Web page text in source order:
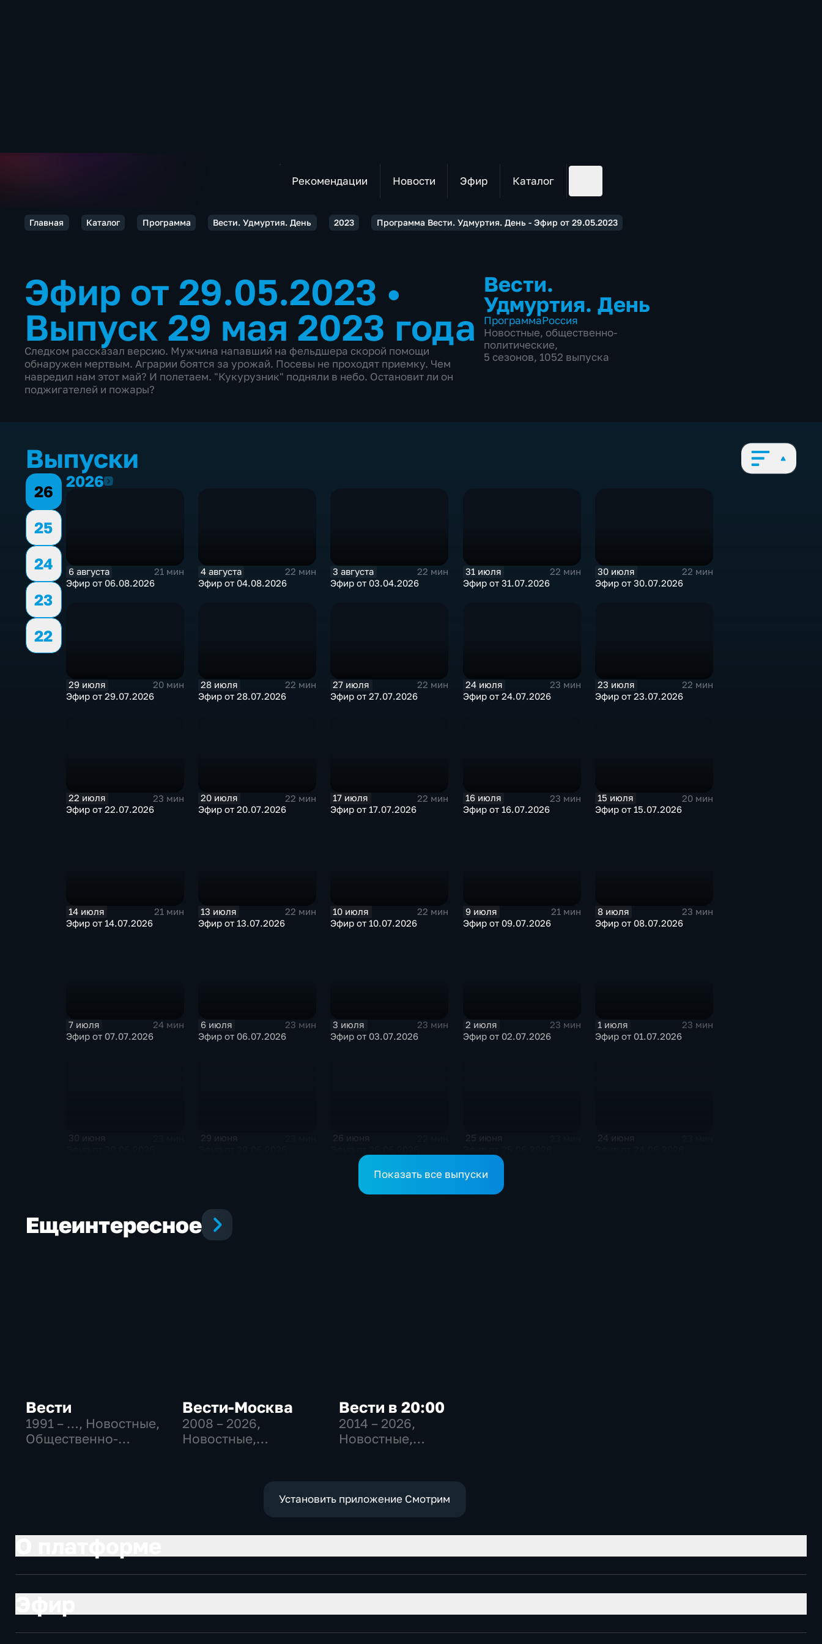
Рекомендации Новости Эфир Каталог
Главная Каталог Программа Вести. Удмуртия. День 2023 Программа Вести. Удмуртия. День - Эфир от 29.05.2023
Эфир от 29.05.2023 •
Выпуск 29 мая 2023 года
Следком рассказал версию. Мужчина напавший на фельдшера скорой помощи
обнаружен мертвым. Аграрии боятся за урожай. Посевы не проходят приемку. Чем
навредил нам этот май? И полетаем. "Кукурузник" подняли в небо. Остановит ли он
поджигателей и пожары?
Вести.
Удмуртия. День
ПрограммаРоссия
Новостные, общественно-
политические,
5 сезонов, 1052 выпуска
Выпуски
26
25
24
23
22
20262026
6 августа
21 мин
Эфир от 06.08.2026
4 августа
22 мин
Эфир от 04.08.2026
3 августа
22 мин
Эфир от 03.04.2026
31 июля
22 мин
Эфир от 31.07.2026
30 июля
22 мин
Эфир от 30.07.2026
29 июля
20 мин
Эфир от 29.07.2026
28 июля
22 мин
Эфир от 28.07.2026
27 июля
22 мин
Эфир от 27.07.2026
24 июля
23 мин
Эфир от 24.07.2026
23 июля
22 мин
Эфир от 23.07.2026
22 июля
23 мин
Эфир от 22.07.2026
20 июля
22 мин
Эфир от 20.07.2026
17 июля
22 мин
Эфир от 17.07.2026
16 июля
23 мин
Эфир от 16.07.2026
15 июля
20 мин
Эфир от 15.07.2026
14 июля
21 мин
Эфир от 14.07.2026
13 июля
22 мин
Эфир от 13.07.2026
10 июля
22 мин
Эфир от 10.07.2026
9 июля
21 мин
Эфир от 09.07.2026
8 июля
23 мин
Эфир от 08.07.2026
7 июля
24 мин
Эфир от 07.07.2026
6 июля
23 мин
Эфир от 06.07.2026
3 июля
23 мин
Эфир от 03.07.2026
2 июля
23 мин
Эфир от 02.07.2026
1 июля
23 мин
Эфир от 01.07.2026
30 июня 29 июня 26 июня 25 июня 24 июня
Показать все выпуски
Ещеинтересное
Вести
1991 – …, Новостные,
Общественно-
Вести-Москва
2008 – 2026,
Новостные,
экономические
Вести в 20:00
2014 – 2026,
Новостные,
Установить приложение Смотрим